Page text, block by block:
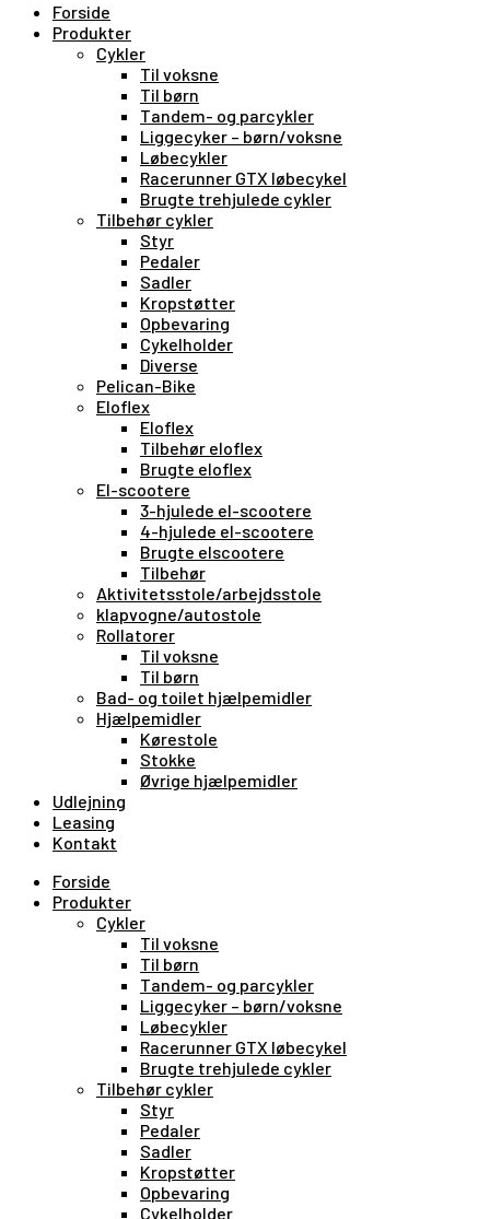
Forside
Produkter
Cykler
Til voksne
Til børn
Tandem- og parcykler
Liggecyker – børn/voksne
Løbecykler
Racerunner GTX løbecykel
Brugte trehjulede cykler
Tilbehør cykler
Styr
Pedaler
Sadler
Kropstøtter
Opbevaring
Cykelholder
Diverse
Pelican-Bike
Eloflex
Eloflex
Tilbehør eloflex
Brugte eloflex
El-scootere
3-hjulede el-scootere
4-hjulede el-scootere
Brugte elscootere
Tilbehør
Aktivitetsstole/arbejdsstole
klapvogne/autostole
Rollatorer
Til voksne
Til børn
Bad- og toilet hjælpemidler
Hjælpemidler
Kørestole
Stokke
Øvrige hjælpemidler
Udlejning
Leasing
Kontakt
Forside
Produkter
Cykler
Til voksne
Til børn
Tandem- og parcykler
Liggecyker – børn/voksne
Løbecykler
Racerunner GTX løbecykel
Brugte trehjulede cykler
Tilbehør cykler
Styr
Pedaler
Sadler
Kropstøtter
Opbevaring
Cykelholder